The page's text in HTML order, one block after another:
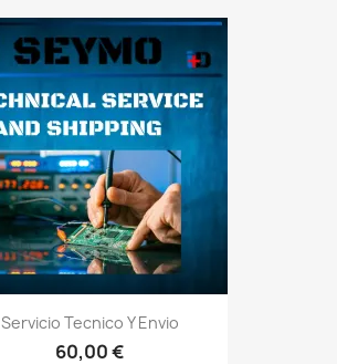
Servicio Tecnico Y Envio
60,00 €